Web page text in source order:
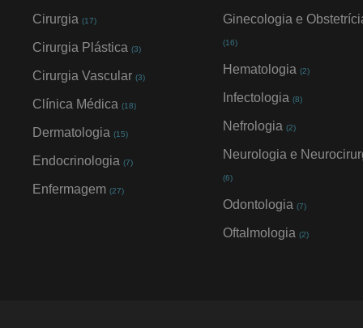
Cirurgia (17)
Cirurgia Plástica (3)
Cirurgia Vascular (3)
Clínica Médica (18)
Dermatologia (15)
Endocrinologia (7)
Enfermagem (27)
Ginecologia e
(16)
Hematologia (2)
Infectologia (8)
Nefrologia (2)
Neurologia e
(6)
Odontologia (7)
Oftalmologia (2)